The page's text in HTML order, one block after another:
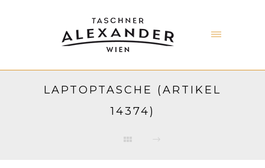
LAPTOPTASCHE (ARTIKEL
14374)